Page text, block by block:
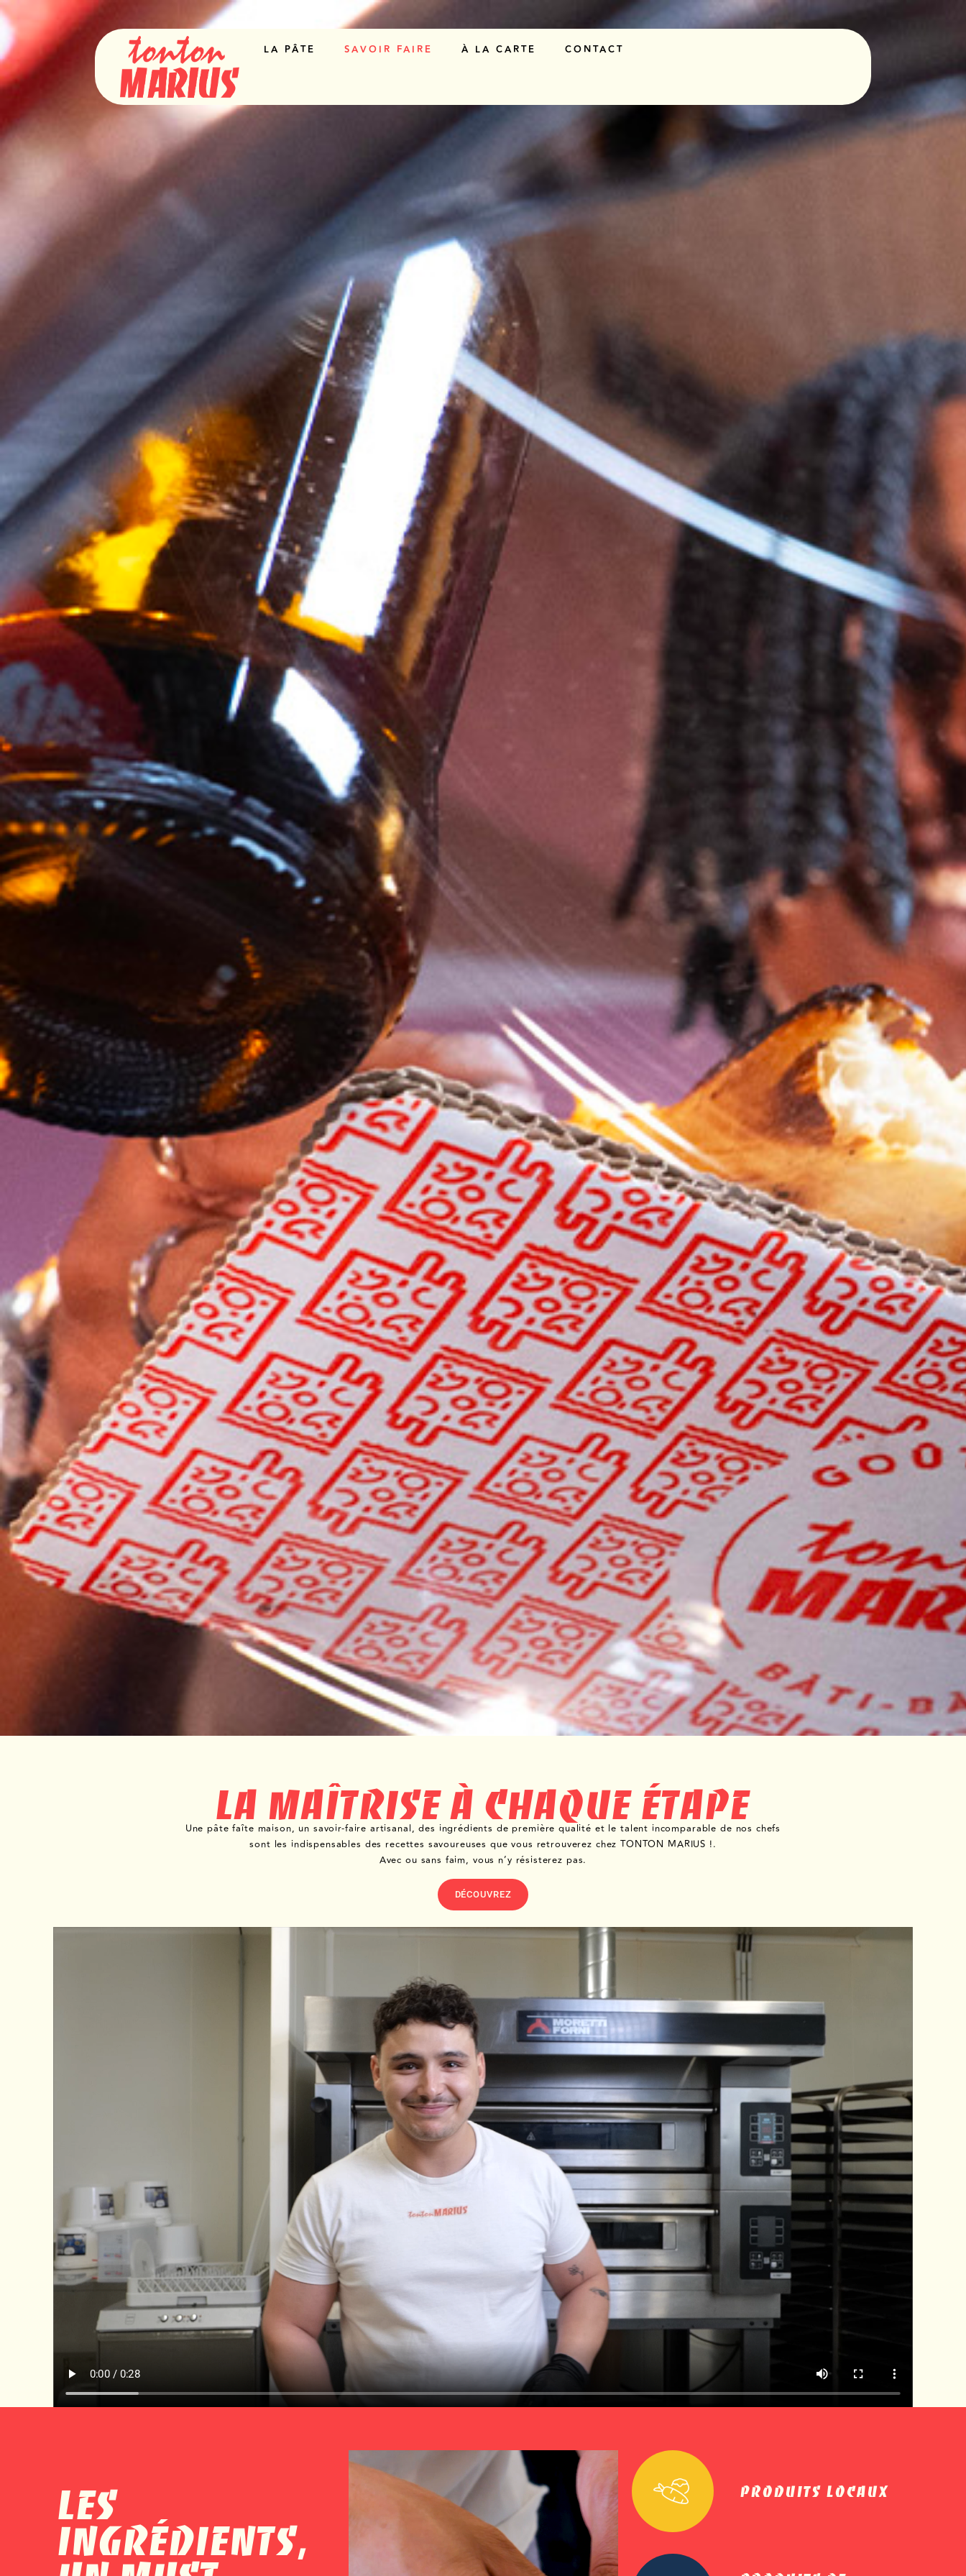
LA PÂTE SAVOIR FAIRE À LA CARTE CONTACT
LA MAÎTRISE À CHAQUE ÉTAPE
Une pâte faîte maison, un savoir-faire artisanal, des ingrédients de première qualité et le talent incomparable de nos chefs
sont les indispensables des recettes savoureuses que vous retrouverez chez TONTON MARIUS !.
Avec ou sans faim, vous n’y résisterez pas.
DÉCOUVREZ
LES
INGRÉDIENTS,
PRODUITS LOCAUX